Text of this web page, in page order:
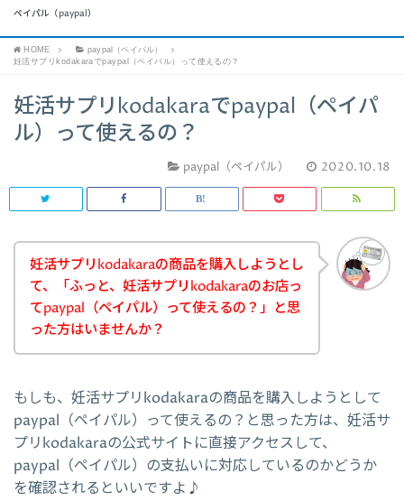
ペイパル（paypal）
HOME
paypal（ペイパル）
妊活サプリkodakaraでpaypal（ペイパル）って使えるの？
妊活サプリkodakaraでpaypal（ペイパ
ル）って使えるの？
paypal（ペイパル） 2020.10.18
妊活サプリkodakaraの商品を購入しようとし
て、「ふっと、妊活サプリkodakaraのお店っ
てpaypal（ペイパル）って使えるの？」と思
った方はいませんか？
もしも、妊活サプリkodakaraの商品を購入しようとして
paypal（ペイパル）って使えるの？と思った方は、妊活サ
プリkodakaraの公式サイトに直接アクセスして、
paypal（ペイパル）の支払いに対応しているのかどうか
を確認されるといいですよ♪